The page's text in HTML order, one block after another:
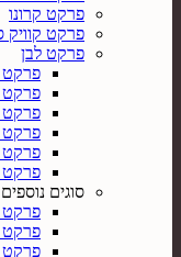
פרקט קרונו
פרקט קוויק
פרקט לבן
פרקט
פרקט
פרקט
פרקט
פרקט
פרקט
סוגים נוספים
פרקט
פרקט
פרקט